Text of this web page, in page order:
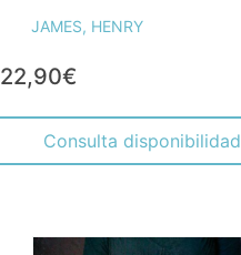
JAMES, HENRY
22,90€
Consulta disponibilidad